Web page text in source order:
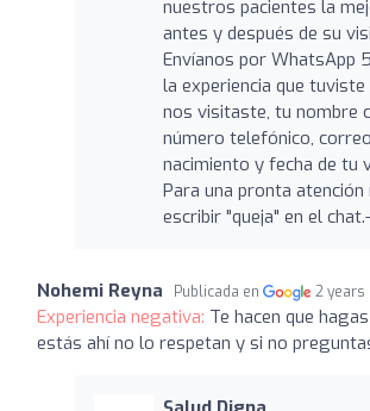
nuestros pacientes la
antes y después de su
Envíanos por WhatsApp
la experiencia que tuviste
nos visitaste, tu nombre
número telefónico,
nacimiento y fecha de tu
Para una pronta atención
escribir "queja" en el
Nohemi Reyna Publicada en 2 years
Experiencia negativa: Te hacen que
estás ahí no lo respetan y si no